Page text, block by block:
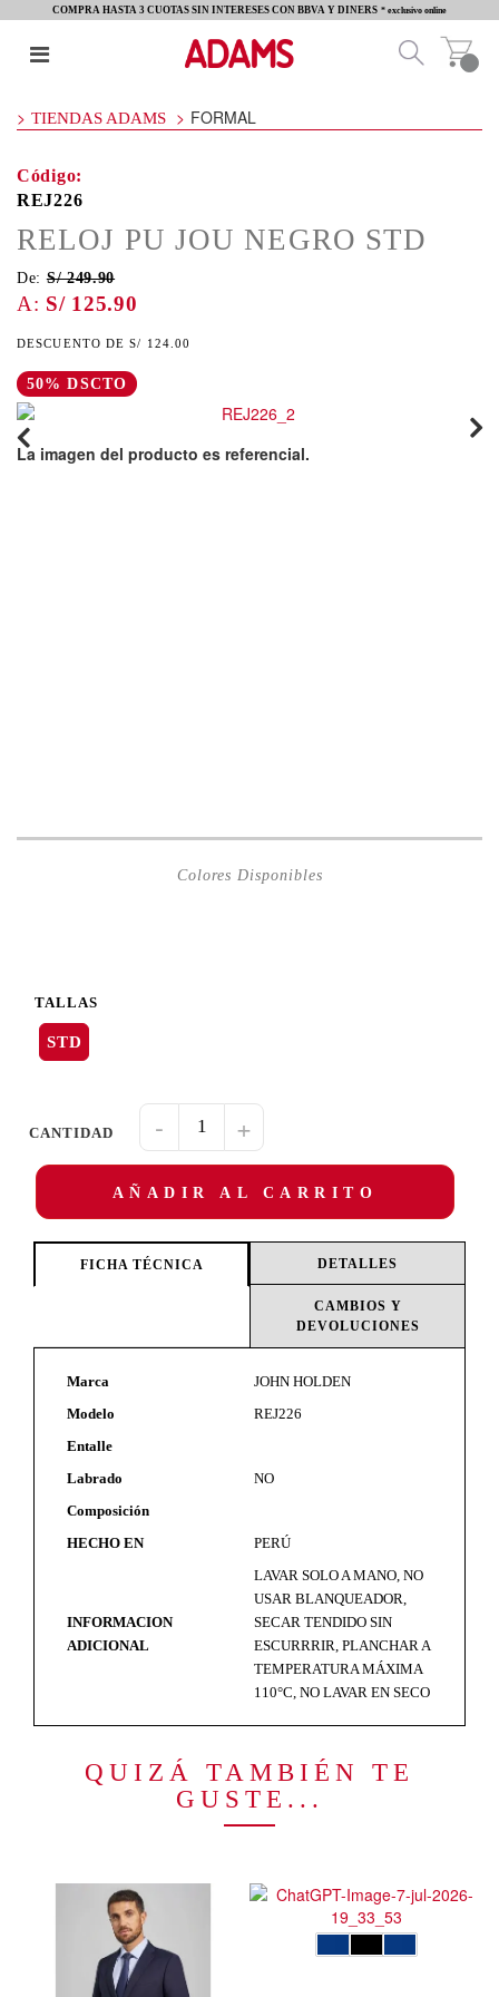
COMPRA HASTA 3 CUOTAS SIN INTERESES CON BBVA Y DINERS * exclusivo online
TIENDAS ADAMS FORMAL
REJ226
RELOJ PU JOU NEGRO STD
De:S/ 249.90
S/ 125.90
S/ 124.00
50% DSCTO
TALLAS
STD
- +
AÑADIR AL CARRITO
FICHA TÉCNICA DETALLES
CAMBIOS Y
DEVOLUCIONES
Marca
JOHN HOLDEN
Modelo
REJ226
Entalle
Labrado
NO
Composición
HECHO EN
PERÚ
INFORMACION
ADICIONAL
LAVAR SOLO A MANO, NO
USAR BLANQUEADOR,
SECAR TENDIDO SIN
ESCURRRIR, PLANCHAR A
TEMPERATURA MÁXIMA
110°C, NO LAVAR EN SECO
QUIZÁ TAMBIÉN TE
GUSTE...